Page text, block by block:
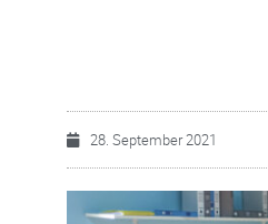
28. September 2021